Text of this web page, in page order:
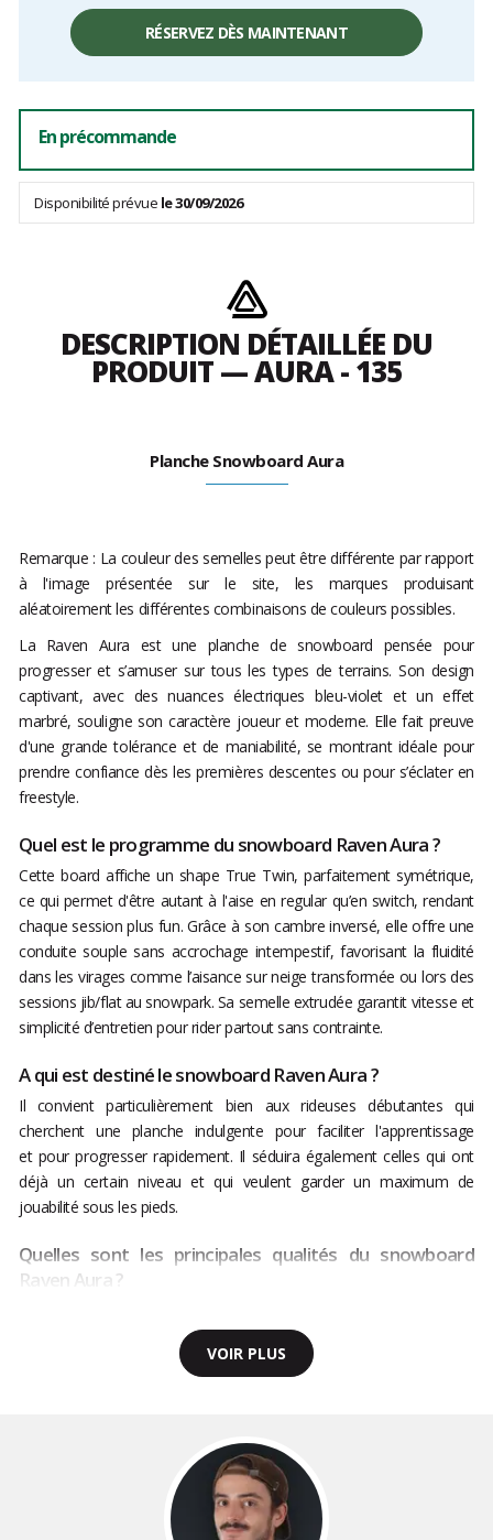
unitaire,
RÉSERVEZ DÈS MAINTENANT
En précommande
Disponibilité prévue le 30/09/2026
DESCRIPTION DÉTAILLÉE DU
PRODUIT — AURA - 135
Planche Snowboard Aura
Remarque : La couleur des semelles peut être différente par rapport
à l'image présentée sur le site, les marques produisant
aléatoirement les différentes combinaisons de couleurs possibles.
La Raven Aura est une planche de snowboard pensée pour
progresser et s’amuser sur tous les types de terrains. Son design
captivant, avec des nuances électriques bleu-violet et un effet
marbré, souligne son caractère joueur et moderne. Elle fait preuve
d'une grande tolérance et de maniabilité, se montrant idéale pour
prendre confiance dès les premières descentes ou pour s’éclater en
freestyle.
Quel est le programme du snowboard Raven Aura ?
Cette board affiche un shape True Twin, parfaitement symétrique,
ce qui permet d'être autant à l'aise en regular qu’en switch, rendant
chaque session plus fun. Grâce à son cambre inversé, elle offre une
conduite souple sans accrochage intempestif, favorisant la fluidité
dans les virages comme l’aisance sur neige transformée ou lors des
sessions jib/flat au snowpark. Sa semelle extrudée garantit vitesse et
simplicité d’entretien pour rider partout sans contrainte.
A qui est destiné le snowboard Raven Aura ?
Il convient particulièrement bien aux rideuses débutantes qui
cherchent une planche indulgente pour faciliter l'apprentissage
et pour progresser rapidement. Il séduira également celles qui ont
déjà un certain niveau et qui veulent garder un maximum de
jouabilité sous les pieds.
Quelles sont les principales qualités du snowboard
Raven Aura ?
VOIR PLUS